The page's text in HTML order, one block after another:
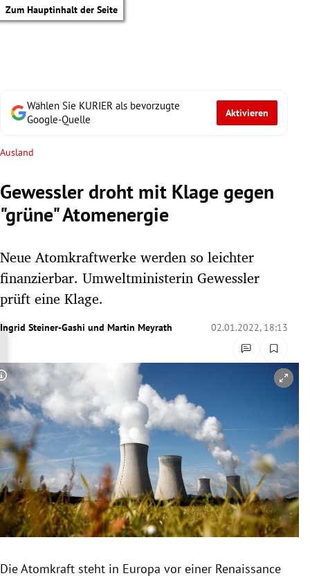
Zum Hauptinhalt der Seite
Untermenü
Untermenü
Untermenü
Untermenü
Untermenü
Untermenü
Untermenü
Wählen Sie KURIER als bevorzugte
Google-Quelle
Aktivieren
Ausland
Gewessler droht mit Klage gegen
"grüne" Atomenergie
Neue Atomkraftwerke werden so leichter
finanzierbar. Umweltministerin Gewessler
prüft eine Klage.
Ingrid Steiner-Gashi und Martin Meyrath 02.01.2022, 18:13
Copyright-Hinweis öffnen/schließen
Die Atomkraft steht in Europa vor einer Renaissance